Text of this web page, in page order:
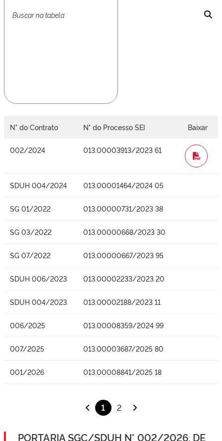
N° do Contrato N° do Processo SEI Baixar
002/2024 013.00003913/2023 61
WORD
SDUH 004/2024 013.00001464/2024 05
SG 01/2022 013.00000731/2023 38
SG 03/2022 013.00000668/2023 30
SG 07/2022 013.00000667/2023 95
SDUH 006/2023 013.00002233/2023 20
SDUH 004/2023 013.00002188/2023 11
006/2025 013.00008359/2024 99
007/2025 013.00003687/2025 80
001/2026 013.00008841/2025 18
1 2
PORTARIA SGC/SDUH N° 002/2026, DE